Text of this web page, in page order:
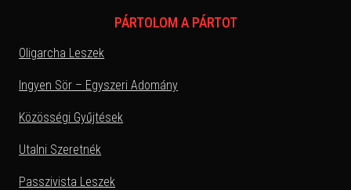
PÁRTOLOM A PÁRTOT
Oligarcha Leszek
Ingyen Sör – Egyszeri Adomány
Közösségi Gyűjtések
Utalni Szeretnék
Passzivista Leszek